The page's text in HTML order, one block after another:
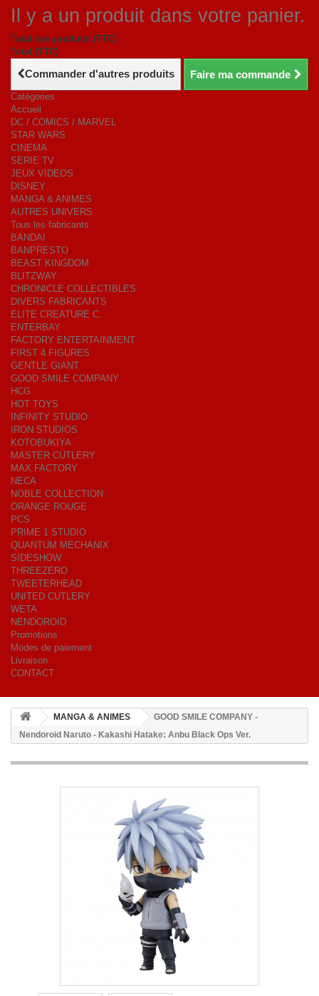
Il y a un produit dans votre panier.
Total des produits (TTC)
Total (TTC)
Commander d'autres produits Faire ma commande
Catégories
Accueil
DC / COMICS / MARVEL
STAR WARS
CINEMA
SERIE TV
JEUX VIDEOS
DISNEY
MANGA & ANIMES
AUTRES UNIVERS
Tous les fabricants
BANDAI
BANPRESTO
BEAST KINGDOM
BLITZWAY
CHRONICLE COLLECTIBLES
DIVERS FABRICANTS
ELITE CREATURE C.
ENTERBAY
FACTORY ENTERTAINMENT
FIRST 4 FIGURES
GENTLE GIANT
GOOD SMILE COMPANY
HCG
HOT TOYS
INFINITY STUDIO
IRON STUDIOS
KOTOBUKIYA
MASTER CUTLERY
MAX FACTORY
NECA
NOBLE COLLECTION
ORANGE ROUGE
PCS
PRIME 1 STUDIO
QUANTUM MECHANIX
SIDESHOW
THREEZERO
TWEETERHEAD
UNITED CUTLERY
WETA
NENDOROID
Promotions
Modes de paiement
Livraison
CONTACT
MANGA & ANIMES
GOOD SMILE COMPANY -
Nendoroid Naruto - Kakashi Hatake: Anbu Black Ops Ver.